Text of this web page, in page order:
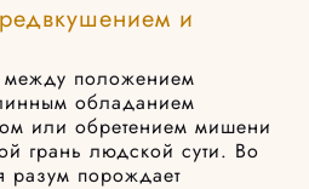
и
между положением
обладанием
или обретением мишени
грань людской сути. Во
разум порождает